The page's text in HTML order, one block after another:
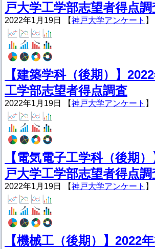
戸大学工学部志望者得点調
2022年1月19日 【神戸大学アンケート 】
【建築学科（後期）】
工学部志望者得点調査
2022年1月19日 【神戸大学アンケート 】
【電気電子工学科（後期
戸大学工学部志望者得点調
2022年1月19日 【神戸大学アンケート 】
【機械工（後期）】2022